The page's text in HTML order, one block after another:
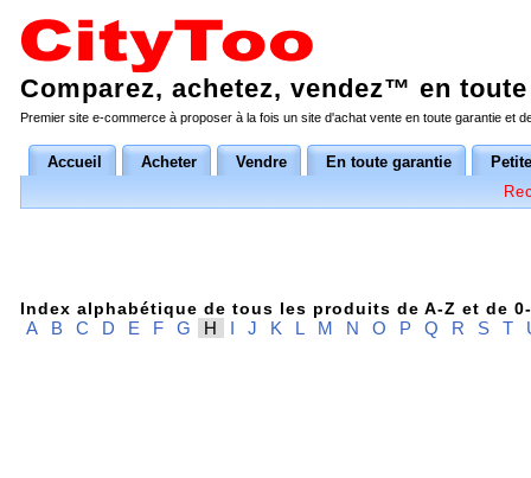
Comparez, achetez, vendez™ en
Premier site e-commerce à proposer à la fois un site d'achat vente en toute garantie et
Accueil Acheter Vendre En toute garantie
Index alphabétique de tous les produits de A-Z et de
A B C D E F G H I J K L M N O P Q R S T